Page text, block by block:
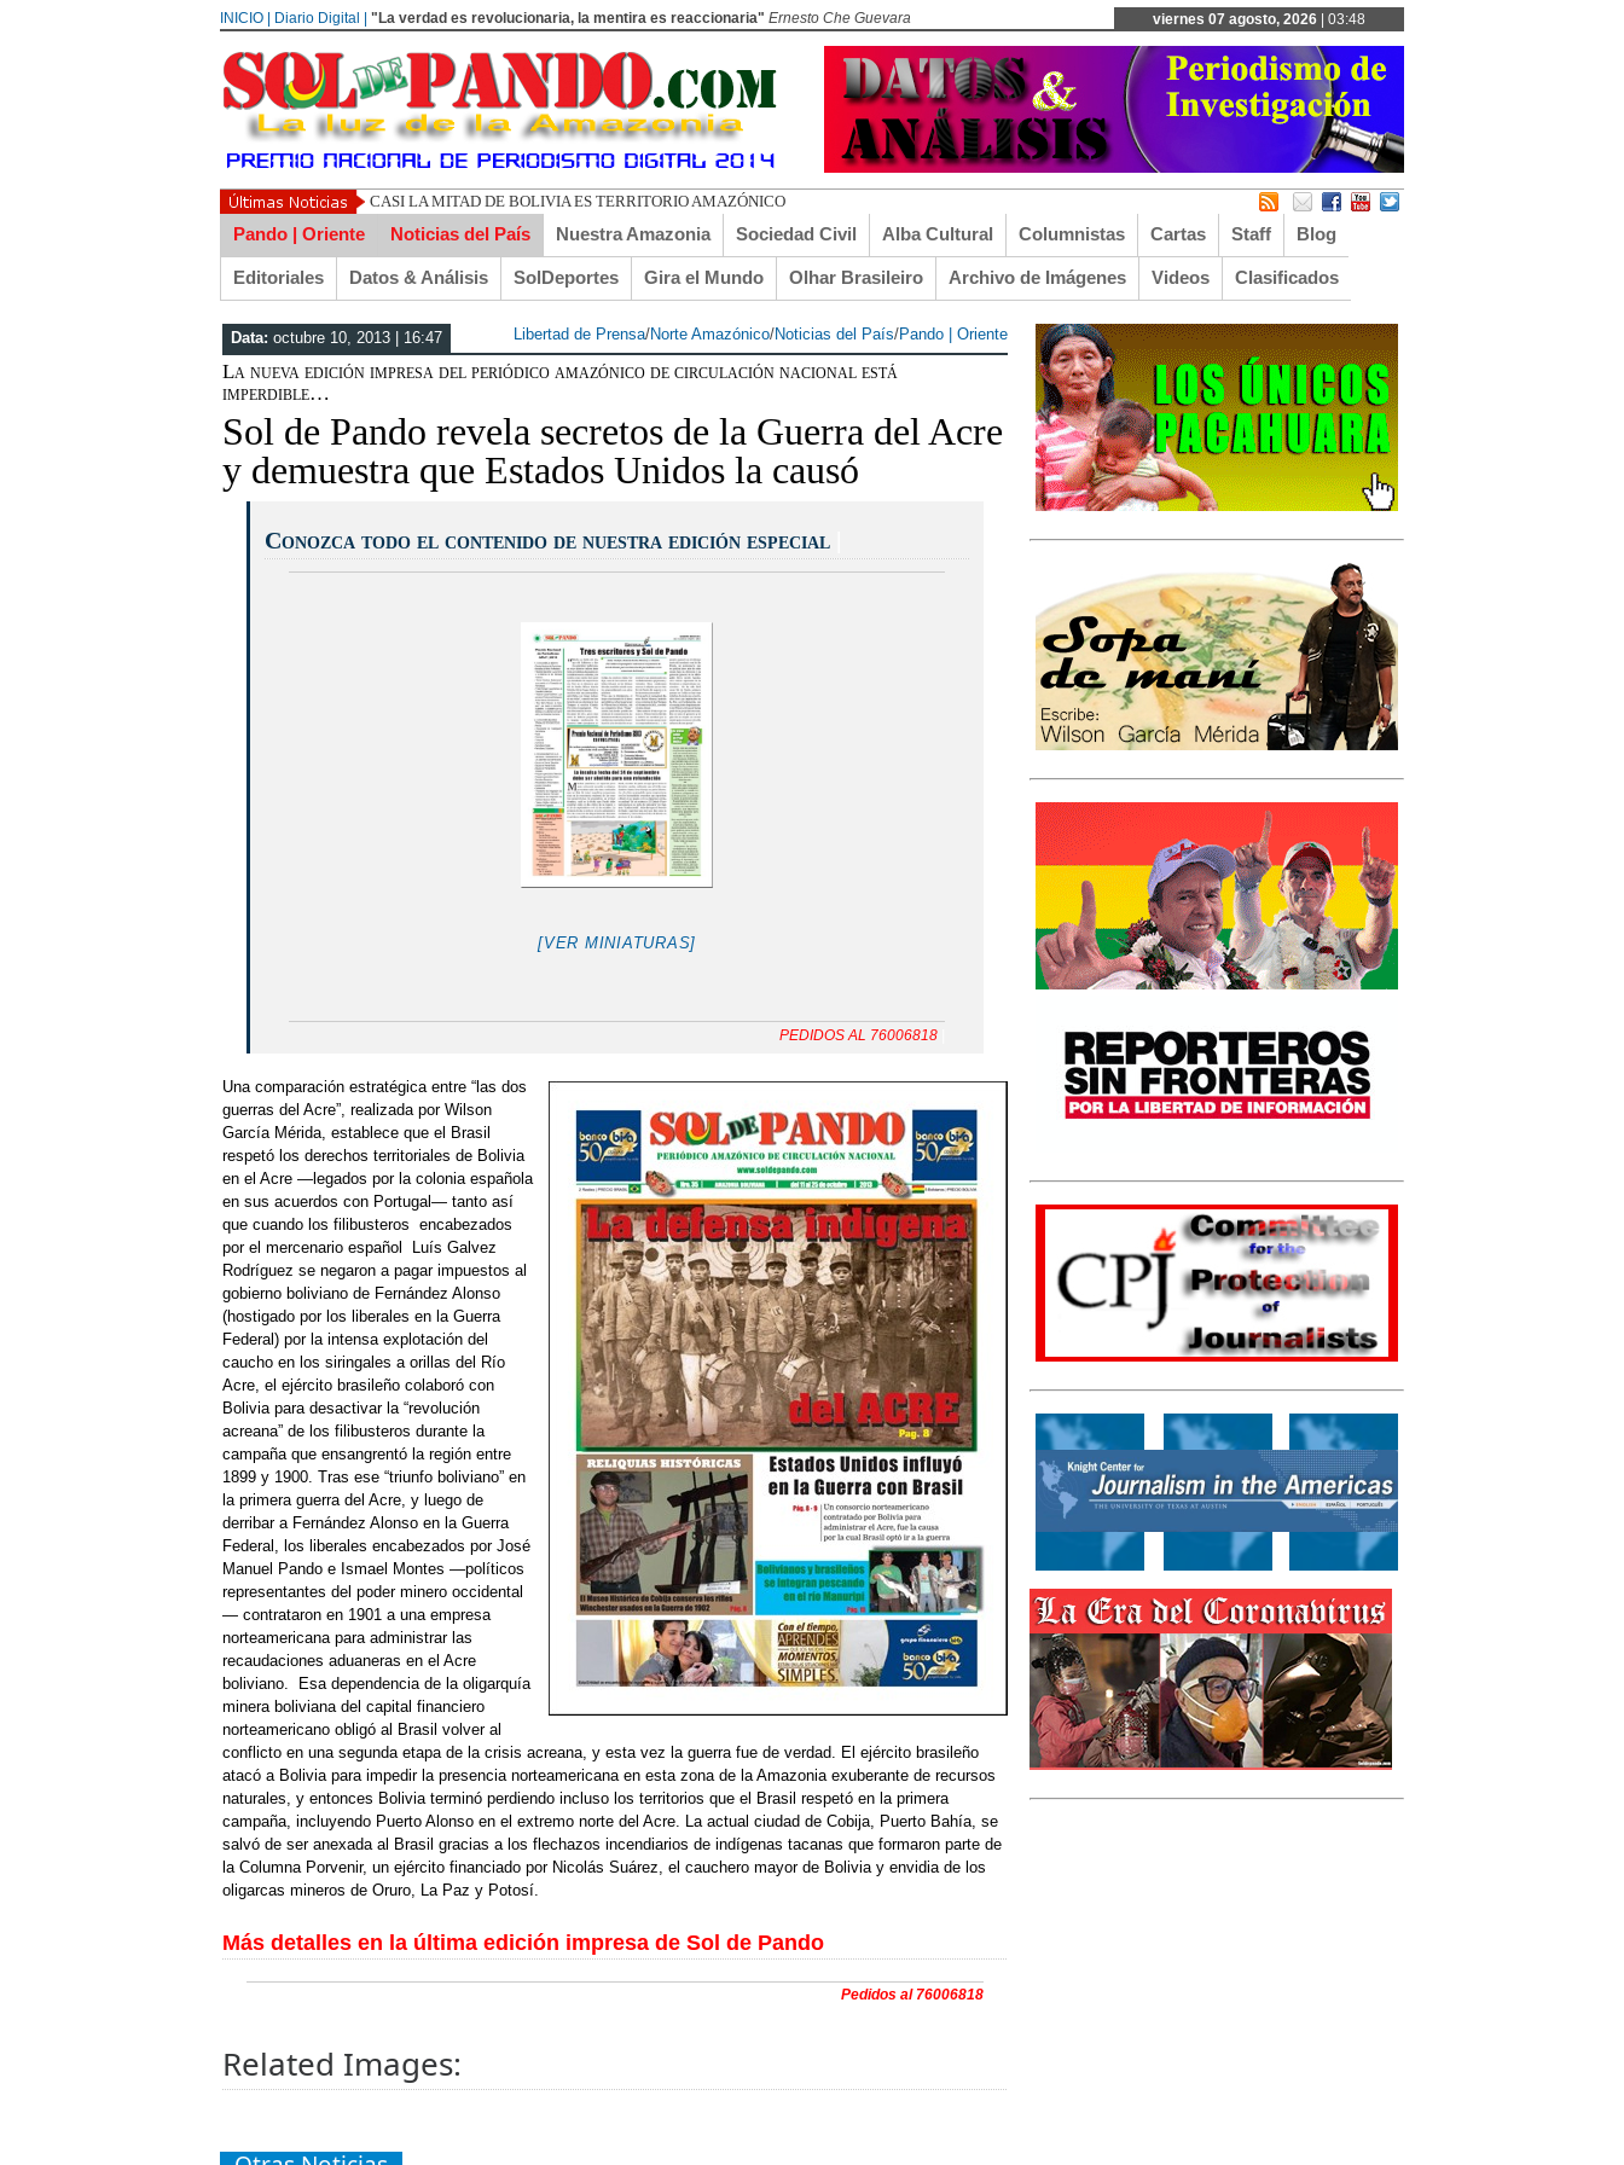
INICIO | Diario Digital | "La verdad es revolucionaria, la mentira es reaccionaria" Ernesto Che Guevara viernes 07 agosto, 2026 | 03:48
CASI LA MITAD DE BOLIVIA ES TERRITORIO AMAZÓNICO
Pando | Oriente Noticias del País Nuestra Amazonia Sociedad Civil Alba Cultural Columnistas Cartas Staff Blog
Editoriales Datos & Análisis SolDeportes Gira el Mundo Olhar Brasileiro Archivo de Imágenes Videos Clasificados
Data: octubre 10, 2013 | 16:47 Libertad de Prensa/Norte Amazónico/Noticias del País/Pando | Oriente
La nueva edición impresa del periódico amazónico de circulación nacional está
imperdible…
Sol de Pando revela secretos de la Guerra del Acre
y demuestra que Estados Unidos la causó
Conozca todo el contenido de nuestra edición especial
[VER MINIATURAS]
PEDIDOS AL 76006818
Una comparación estratégica entre “las dos
guerras del Acre”, realizada por Wilson
García Mérida, establece que el Brasil
respetó los derechos territoriales de Bolivia
en el Acre —legados por la colonia española
en sus acuerdos con Portugal— tanto así
que cuando los filibusteros encabezados
por el mercenario español Luís Galvez
Rodríguez se negaron a pagar impuestos al
gobierno boliviano de Fernández Alonso
(hostigado por los liberales en la Guerra
Federal) por la intensa explotación del
caucho en los siringales a orillas del Río
Acre, el ejército brasileño colaboró con
Bolivia para desactivar la “revolución
acreana” de los filibusteros durante la
campaña que ensangrentó la región entre
1899 y 1900. Tras ese “triunfo boliviano” en
la primera guerra del Acre, y luego de
derribar a Fernández Alonso en la Guerra
Federal, los liberales encabezados por José
Manuel Pando e Ismael Montes —políticos
representantes del poder minero occidental
— contrataron en 1901 a una empresa
norteamericana para administrar las
recaudaciones aduaneras en el Acre
boliviano. Esa dependencia de la oligarquía
minera boliviana del capital financiero
norteamericano obligó al Brasil volver al
conflicto en una segunda etapa de la crisis acreana, y esta vez la guerra fue de verdad. El ejército brasileño
atacó a Bolivia para impedir la presencia norteamericana en esta zona de la Amazonia exuberante de recursos
naturales, y entonces Bolivia terminó perdiendo incluso los territorios que el Brasil respetó en la primera
campaña, incluyendo Puerto Alonso en el extremo norte del Acre. La actual ciudad de Cobija, Puerto Bahía, se
salvó de ser anexada al Brasil gracias a los flechazos incendiarios de indígenas tacanas que formaron parte de
la Columna Porvenir, un ejército financiado por Nicolás Suárez, el cauchero mayor de Bolivia y envidia de los
oligarcas mineros de Oruro, La Paz y Potosí.
Más detalles en la última edición impresa de Sol de Pando
Pedidos al 76006818
Related Images: